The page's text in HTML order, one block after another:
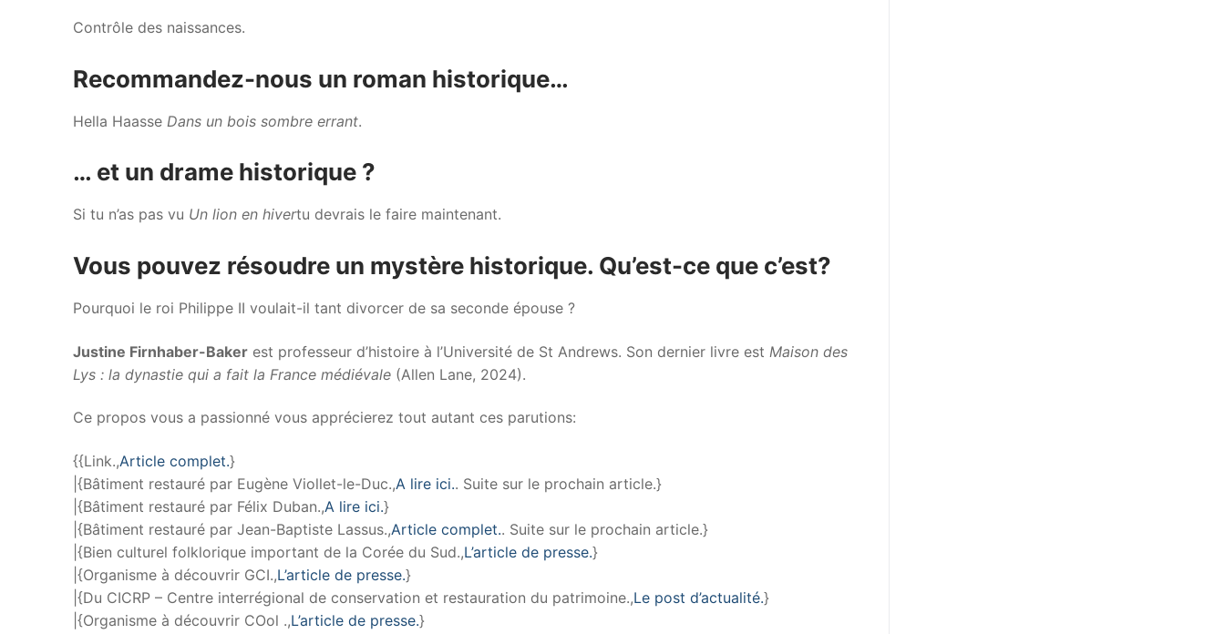
Contrôle des naissances.
Recommandez-nous un roman historique…
Hella Haasse Dans un bois sombre errant.
… et un drame historique ?
Si tu n’as pas vu Un lion en hivertu devrais le faire maintenant.
Vous pouvez résoudre un mystère historique. Qu’est-ce que c’est?
Pourquoi le roi Philippe II voulait-il tant divorcer de sa seconde épouse ?
Justine Firnhaber-Baker est professeur d’histoire à l’Université de St Andrews. Son dernier livre est Maison des
Lys : la dynastie qui a fait la France médiévale (Allen Lane, 2024).
Ce propos vous a passionné vous apprécierez tout autant ces parutions:
{{Link.,Article complet.}
|{Bâtiment restauré par Eugène Viollet-le-Duc.,A lire ici.. Suite sur le prochain article.}
|{Bâtiment restauré par Félix Duban.,A lire ici.}
|{Bâtiment restauré par Jean-Baptiste Lassus.,Article complet.. Suite sur le prochain article.}
|{Bien culturel folklorique important de la Corée du Sud.,L’article de presse.}
|{Organisme à découvrir GCI.,L’article de presse.}
|{Du CICRP – Centre interrégional de conservation et restauration du patrimoine.,Le post d’actualité.}
|{Organisme à découvrir COol .,L’article de presse.}